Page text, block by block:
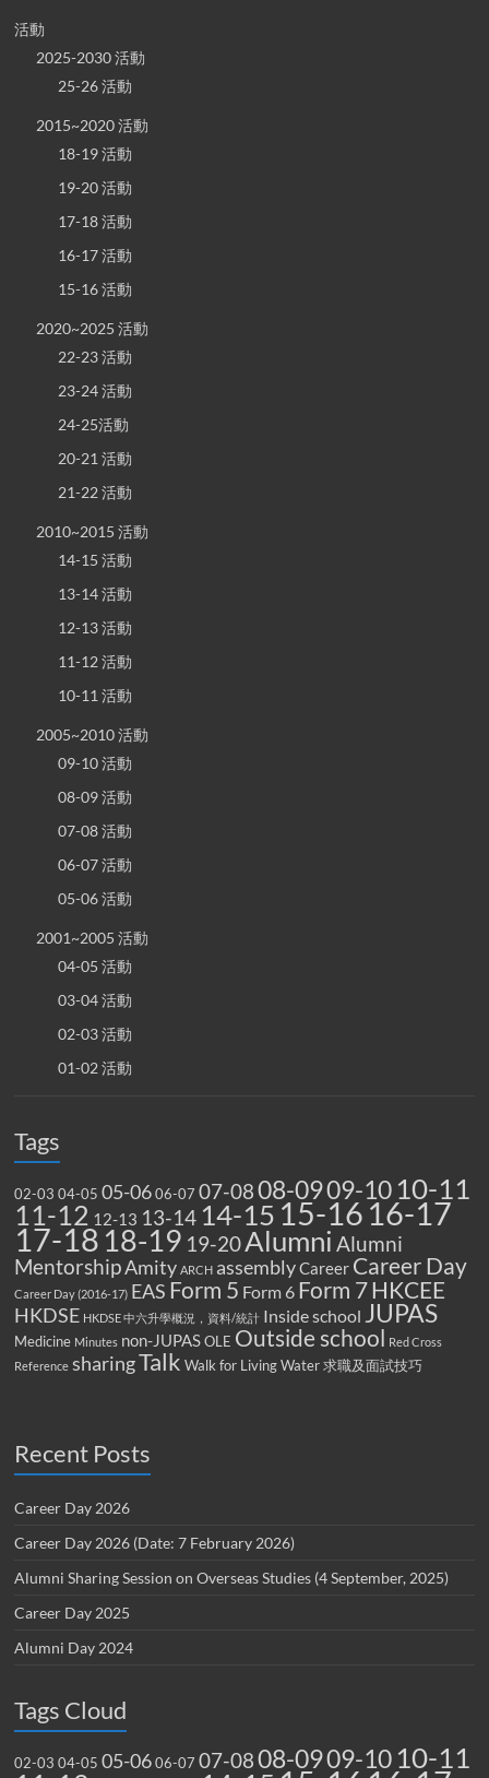
活動
2025-2030 活動
25-26 活動
2015~2020 活動
18-19 活動
19-20 活動
17-18 活動
16-17 活動
15-16 活動
2020~2025 活動
22-23 活動
23-24 活動
24-25活動
20-21 活動
21-22 活動
2010~2015 活動
14-15 活動
13-14 活動
12-13 活動
11-12 活動
10-11 活動
2005~2010 活動
09-10 活動
08-09 活動
07-08 活動
06-07 活動
05-06 活動
2001~2005 活動
04-05 活動
03-04 活動
02-03 活動
01-02 活動
Tags
02-03 04-05 05-06 06-07 07-0808-0909-10 10-11
11-12 12-13 13-14 14-15 15-16 16-17
17-18 18-19 19-20Alumni Alumni
MentorshipAmity ARCH assemblyCareer Career Day
Career Day (2016-17) EAS Form 5 Form 6 Form 7HKCEE
HKDSE HKDSE 中六升學概況，資料/統計 Inside school JUPAS
Medicine Minutes non-JUPAS OLE Outside school
Red Cross
Reference sharingTalk Walk for Living Water 求職及面試技巧
Recent Posts
Career Day 2026
Career Day 2026 (Date: 7 February 2026)
Alumni Sharing Session on Overseas Studies (4 September, 2025)
Career Day 2025
Alumni Day 2024
Tags Cloud
02-03 04-05 05-06 06-07 07-0808-0909-10 10-11